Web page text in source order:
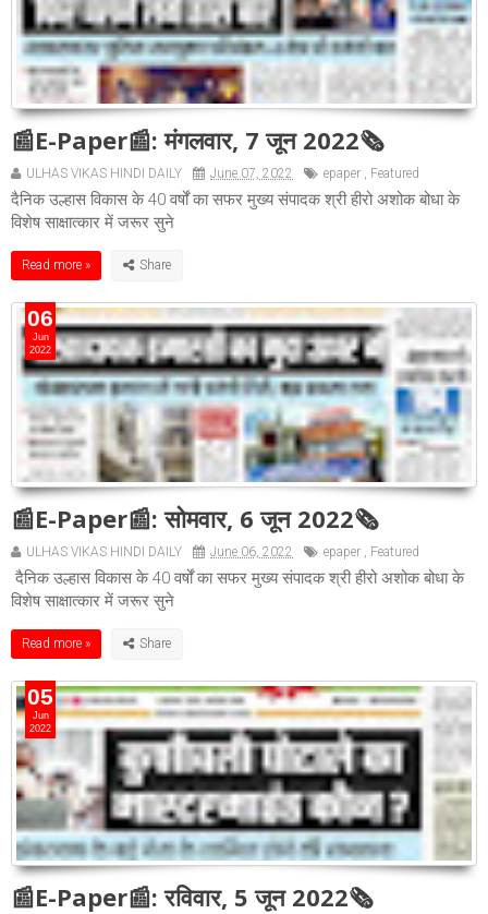
📰E-Paper📰: मंगलवार, 7 जून 2022🗞
ULHAS VIKAS HINDI DAILY June 07, 2022 epaper Featured
दैनिक उल्हास विकास के 40 वर्षों का सफर मुख्य संपादक श्री हीरो अशोक बोधा के
विशेष साक्षात्कार में जरूर सुने
Read more »
📰E-Paper📰: सोमवार, 6 जून 2022🗞
ULHAS VIKAS HINDI DAILY June 06, 2022 epaper Featured
दैनिक उल्हास विकास के 40 वर्षों का सफर मुख्य संपादक श्री हीरो अशोक बोधा के
विशेष साक्षात्कार में जरूर सुने
Read more »
06
Jun
2022
📰E-Paper📰: रविवार, 5 जून 2022🗞
05
Jun
2022